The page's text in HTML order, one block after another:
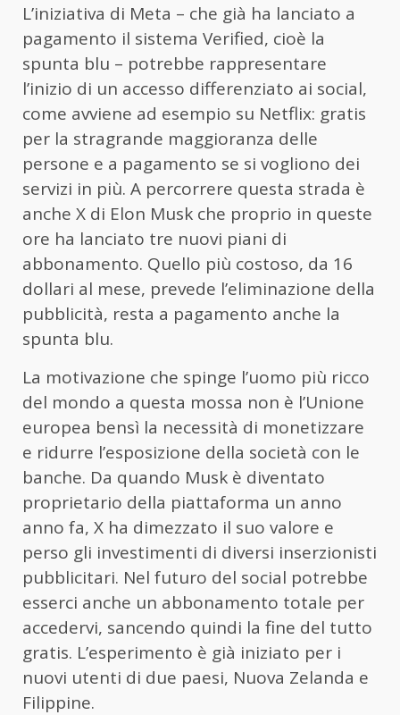
L’iniziativa di Meta – che già ha lanciato a
pagamento il sistema Verified, cioè la
spunta blu – potrebbe rappresentare
l’inizio di un accesso differenziato ai social,
come avviene ad esempio su Netflix: gratis
per la stragrande maggioranza delle
persone e a pagamento se si vogliono dei
servizi in più. A percorrere questa strada è
anche X di Elon Musk che proprio in queste
ore ha lanciato tre nuovi piani di
abbonamento. Quello più costoso, da 16
dollari al mese, prevede l’eliminazione della
pubblicità, resta a pagamento anche la
spunta blu.
La motivazione che spinge l’uomo più ricco
del mondo a questa mossa non è l’Unione
europea bensì la necessità di monetizzare
e ridurre l’esposizione della società con le
banche. Da quando Musk è diventato
proprietario della piattaforma un anno
anno fa, X ha dimezzato il suo valore e
perso gli investimenti di diversi inserzionisti
pubblicitari. Nel futuro del social potrebbe
esserci anche un abbonamento totale per
accedervi, sancendo quindi la fine del tutto
gratis. L’esperimento è già iniziato per i
nuovi utenti di due paesi, Nuova Zelanda e
Filippine.